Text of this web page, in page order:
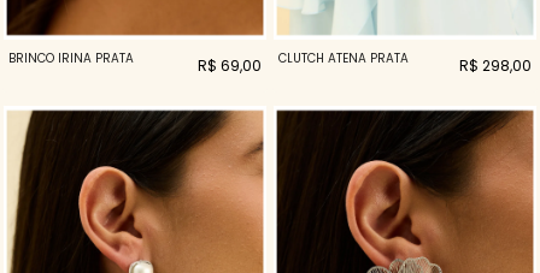
BRINCO IRINA PRATA R$ 69,00 CLUTCH ATENA PRATA R$ 298,00